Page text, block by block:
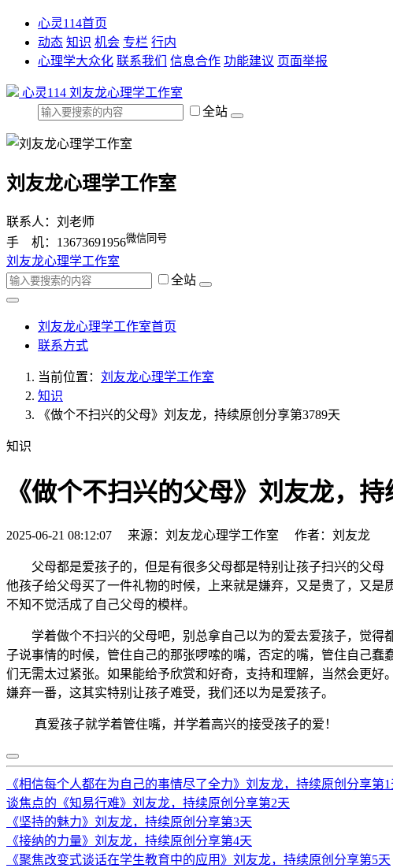
心灵114首页
动态 知识 机会 专栏 行内
心理学大众化 联系我们 信息合作 功能建议 页面举报
心灵114 刘友龙心理学工作室
全站
刘友龙心理学工作室
联系人：刘老师
手 机：13673691956微信同号
刘友龙心理学工作室
全站
刘友龙心理学工作室首页
联系方式
当前位置： 刘友龙心理学工作室
知识
《做个不扫兴的父母》刘友龙，持续原创分享第3789天
知识
《做个不扫兴的父母》刘友龙，
2025-06-21 08:12:07 来源：刘友龙心理学工作室 作者：刘友龙
父母都是爱孩子的，但是有很多父母都是特别让孩子扫兴的父
他孩子给父母买了一件礼物的时候，上来就是嫌弃，又是贵了，又
不知不觉活成了自己父母的模样。
学着做个不扫兴的父母吧，别总拿自己以为的爱去爱孩子，觉得
子说事情的时候，管住自己的那张啰嗦的嘴，否定的嘴，管住自己
们无需太过紧张。如果能给予欣赏和好奇，支持和理解，当然会更
嫌弃一番，这其实特别让孩子难受，我们还以为是爱孩子。
真爱孩子就学着管住嘴，并学着高兴的接受孩子的爱！
《相信每个人都在为自己的事情尽了全力》刘友龙，持续原创分享第1
谈焦点的《知易行难》刘友龙，持续原创分享第2天
《坚持的魅力》刘友龙，持续原创分享第3天
《接纳的力量》刘友龙，持续原创分享第4天
《聚焦改变式谈话在学生教育中的应用》刘友龙，持续原创分享第5天